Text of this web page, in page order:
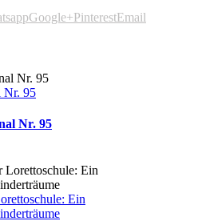
Google+PinterestEmail
Nr. 95
Nr. 95
Ein